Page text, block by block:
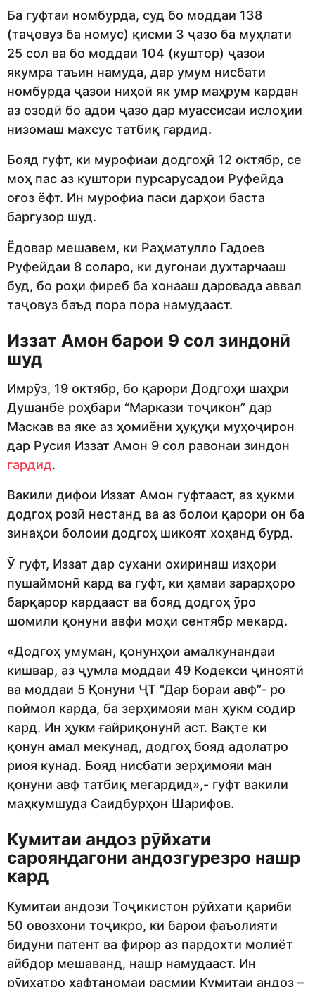
Ба гуфтаи номбурда, суд бо моддаи 138
(таҷовуз ба номус) қисми 3 ҷазо ба муҳлати
25 сол ва бо моддаи 104 (куштор) ҷазои
якумра таъин намуда, дар умум нисбати
номбурда ҷазои ниҳоӣ як умр маҳрум кардан
аз озодӣ бо адои ҷазо дар муассисаи ислоҳии
низомаш махсус татбиқ гардид.
Бояд гуфт, ки мурофиаи додгоҳӣ 12 октябр, се
моҳ пас аз куштори пурсарусадои Руфейда
оғоз ёфт. Ин мурофиа паси дарҳои баста
баргузор шуд.
Ёдовар мешавем, ки Раҳматулло Гадоев
Руфейдаи 8 соларо, ки дугонаи духтарчааш
буд, бо роҳи фиреб ба хонааш даровада аввал
таҷовуз баъд пора пора намудааст.
Иззат Амон барои 9 сол зиндонӣ
шуд
Имрӯз, 19 октябр, бо қарори Додгоҳи шаҳри
Душанбе роҳбари “Маркази тоҷикон” дар
Маскав ва яке аз ҳомиёни ҳуқуқи муҳоҷирон
дар Русия Иззат Амон 9 сол равонаи зиндон
гардид.
Вакили дифои Иззат Амон гуфтааст, аз ҳукми
додгоҳ розӣ нестанд ва аз болои қарори он ба
зинаҳои болоии додгоҳ шикоят хоҳанд бурд.
Ӯ гуфт, Иззат дар сухани охиринаш изҳори
пушаймонӣ кард ва гуфт, ки ҳамаи зарарҳоро
барқарор кардааст ва бояд додгоҳ ӯро
шомили қонуни авфи моҳи сентябр мекард.
«Додгоҳ умуман, қонунҳои амалкунандаи
кишвар, аз ҷумла моддаи 49 Кодекси ҷиноятӣ
ва моддаи 5 Қонуни ҶТ “Дар бораи авф”- ро
поймол карда, ба зерҳимояи ман ҳукм содир
кард. Ин ҳукм ғайриқонунӣ аст. Вақте ки
қонун амал мекунад, додгоҳ бояд адолатро
риоя кунад. Бояд нисбати зерҳимояи ман
қонуни авф татбиқ мегардид»,- гуфт вакили
маҳкумшуда Саидбурҳон Шарифов.
Кумитаи андоз рӯйхати
сарояндагони андозгурезро нашр
кард
Кумитаи андози Тоҷикистон рӯйхати қариби
50 овозхони тоҷикро, ки барои фаъолияти
бидуни патент ва фирор аз пардохти молиёт
айбдор мешаванд, нашр намудааст. Ин
рӯихатро ҳафтаномаи расмии Кумитаи андоз –